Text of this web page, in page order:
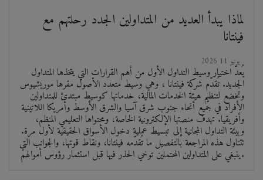
لماذا يبدأ العديد من المتداولين الجدد رحلتهم مع
فينتانا
2026 يونيو 11
يُعدّ اختيار وسيط التداول الأول من أهم القرارات التي يتخذها المتداول
الجديد. تُقدّم شركة فينتانا ، وهي وسيط متعدد الأصول مقرها موريشيوس
وتخضع لتنظيم هيئة الخدمات المالية، خدماتها كوسيط مبتدئ للمتداولين
الأفراد في جميع أنحاء جنوب شرق آسيا والشرق الأوسط وأمريكا اللاتينية
وأفريقيا. تهدف منصتها الإلكترونية الخاصة، ومحتواها التعليمي المنظم،
وبيئة التداول المجانية إلى تبسيط عملية دخول الأسواق الحقيقية لأول مرة.
تتناول هذه المراجعة بالتفصيل ما تُقدّمه فينتانا، ونقاط قوتها، والجوانب التي
ينبغي على المتداولين المحتملين توخي الحذر فيها قبل استثمار رؤوس أموالهم.